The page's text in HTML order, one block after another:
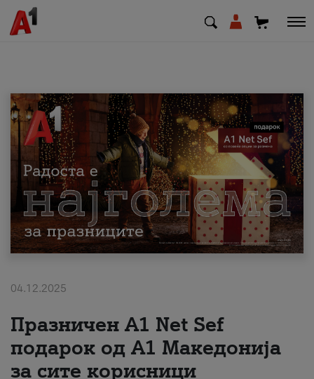
МК EN SQ
Приватни Деловни
Поддршка
Надополни кредит
За нас
#ПодобарОнлајн
04.12.2025
Празничен A1 Net Sеf
подарок од А1 Македонија
за сите корисници